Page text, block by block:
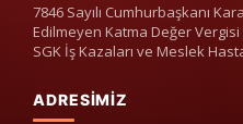
7846 Sayılı Cumhurbaşkanı
Edilmeyen Katma Değer
SGK İş Kazaları ve Meslek
ADRESIMIZ